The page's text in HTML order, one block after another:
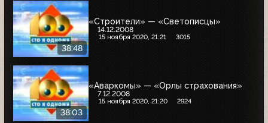
38:48
«Строители» — «Светописцы»
14.12.2008
15 ноября 2020, 21:21 3015
38:03
«Аваркомы» — «Орлы страхования»
7.12.2008
15 ноября 2020, 21:20 2924